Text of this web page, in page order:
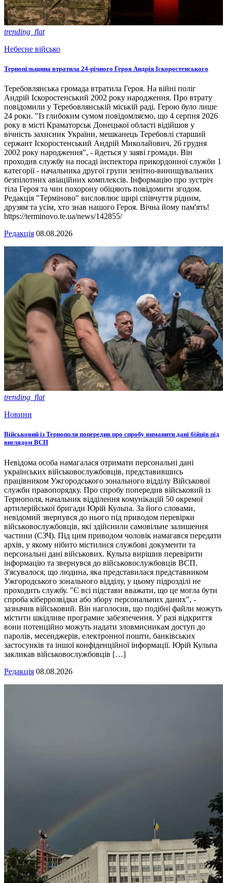
trending_flat
Небесне військо
Тернопільщина втратила 24-річного Героя Андрія Іскоростенського
Теребовлянська громада втратила Героя. На війні поліг
Андрій Іскоростенський 2002 року народження. Про втрату
повідомили у Теребовлянській міській раді. Герою було лише
24 роки. "Із глибоким сумом повідомляємо, що 4 серпня 2026
року в місті Краматорськ Донецької області відійшов у
вічність захисник України, мешканець Теребовлі старший
сержант Іскоростенський Андрій Миколайович, 26 грудня
2002 року народження", - йдеться у заяві громади. Він
проходив службу на посаді інспектора прикордонної служби 1
категорії - начальника другої групи зенітно-винищувальних
безпілотних авіаційних комплексів. Інформацію про зустріч
тіла Героя та чин похорону обіцяють повідомити згодом.
Редакція "Терміново" висловлює щирі співчуття рідним,
друзям та усім, хто знав нашого Героя. Вічна йому пам'ять!
https://terminovo.te.ua/news/142855/
Редакція 08.08.2026
trending_flat
Новини
Військовий із Тернополя попередив про спробу виманити дані бійців під
виглядом ВСП
Невідома особа намагалася отримати персональні дані
українських військовослужбовців, представившись
працівником Ужгородського зонального відділу Військової
служби правопорядку. Про спробу попередив військовий із
Тернополя, начальник відділення комунікацій 50 окремої
артилерійської бригади Юрій Кульпа. За його словами,
невідомий звернувся до нього під приводом перевірки
військовослужбовців, які здійснили самовільне залишення
частини (СЗЧ). Під цим приводом чоловік намагався передати
архів, у якому нібито містилися службові документи та
персональні дані військових. Кульпа вирішив перевірити
інформацію та звернувся до військовослужбовців ВСП.
З'ясувалося, що людина, яка представилася представником
Ужгородського зонального відділу, у цьому підрозділі не
проходить службу. "Є всі підстави вважати, що це могла бути
спроба кіберрозвідки або збору персональних даних", -
зазначив військовий. Він наголосив, що подібні файли можуть
містити шкідливе програмне забезпечення. У разі відкриття
вони потенційно можуть надати зловмисникам доступ до
паролів, месенджерів, електронної пошти, банківських
застосунків та іншої конфіденційної інформації. Юрій Кульпа
закликав військовослужбовців […]
Редакція 08.08.2026